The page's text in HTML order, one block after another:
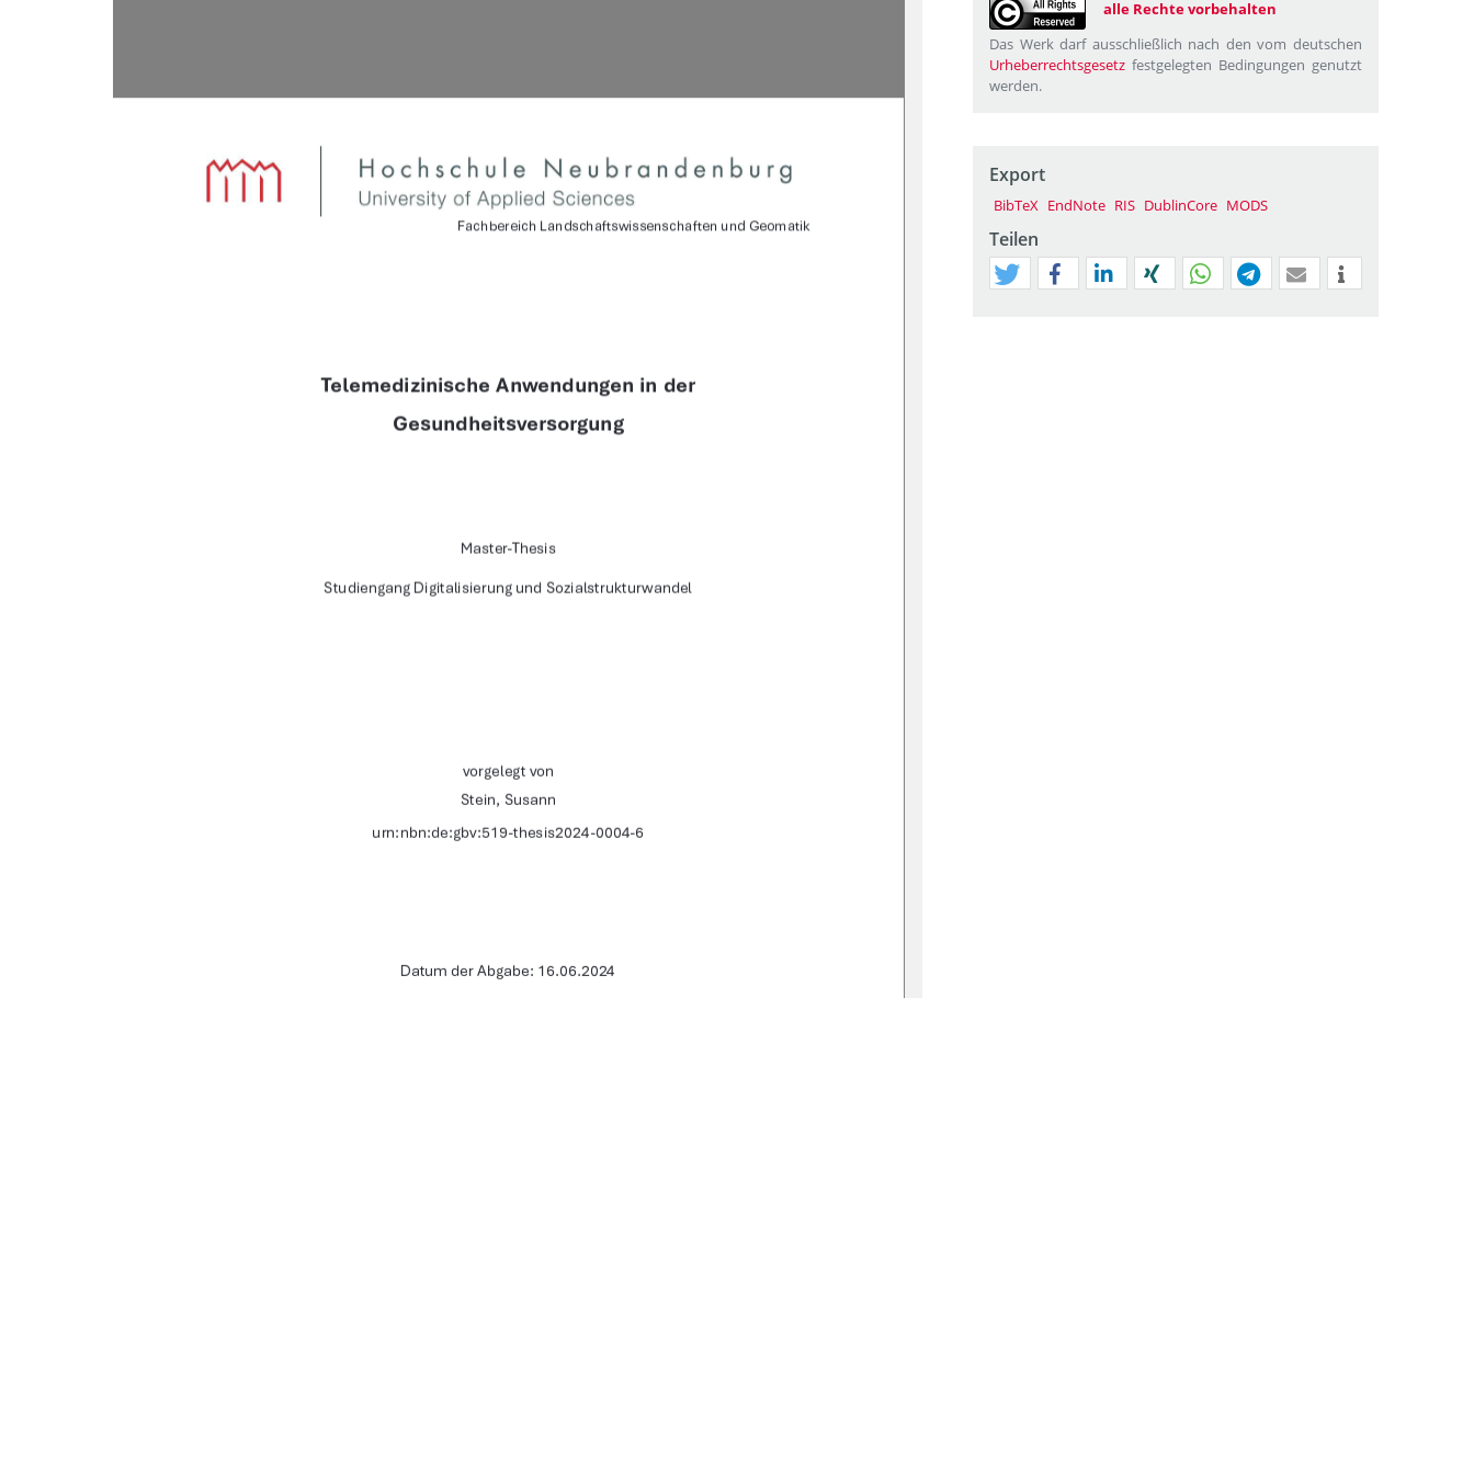
Fachbereich Landschaftswissenschaften und Geomatik
Telemedizinische Anwendungen in der
Gesundheitsversorgung
Master-Thesis
Studiengang Digitalisierung und Sozialstrukturwandel
vorgelegt von
Stein, Susann
urn:nbn:de:gbv:519-thesis2024-0004-6
Datum der Abgabe: 16.06.2024
alle Rechte vorbehalten
Das Werk darf ausschließlich nach den vom deutschen
Urheberrechtsgesetz festgelegten Bedingungen genutzt
werden.
Export
BibTeX EndNote RIS DublinCore MODS
Teilen